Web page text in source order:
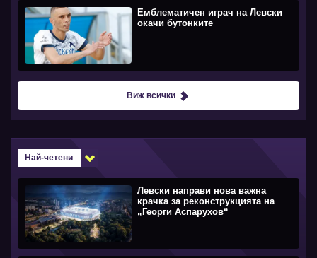
Емблематичен играч на Левски
окачи бутонките
Виж всички
Най-четени
Левски направи нова важна
крачка за реконструкцията на
„Георги Аспарухов“